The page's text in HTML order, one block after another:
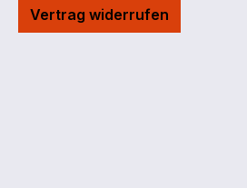
Vertrag widerrufen